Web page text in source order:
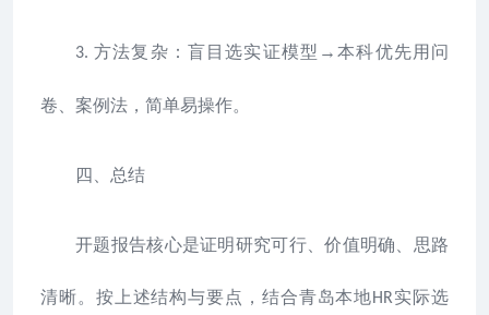
3.方法复杂：盲目选实证模型→本科优先用问
卷、案例法，简单易操作。
四、总结
开题报告核心是证明研究可行、价值明确、思路
清晰。按上述结构与要点，结合青岛本地HR实际选